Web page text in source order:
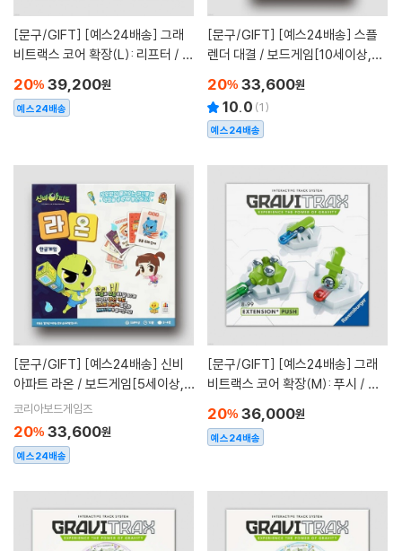
[문구/GIFT]
비트랙스 코어 확장(L): 리프터 / 마
20% 39,200원
예스24배송
[문구/GIFT]
렌더 대결 / 보드게임[10세이상,2
20% 33,600원
10.0 (1)
예스24배송
[문구/GIFT]
아파트 라온 / 보드게임[5세이상,2
~4명]
코리아보드게임즈
20% 33,600원
예스24배송
[문구/GIFT]
비트랙스 코어 확장(M): 푸시 / 마
20% 36,000원
예스24배송